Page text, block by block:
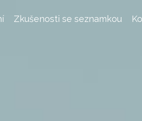
Zkušenosti se seznamkou